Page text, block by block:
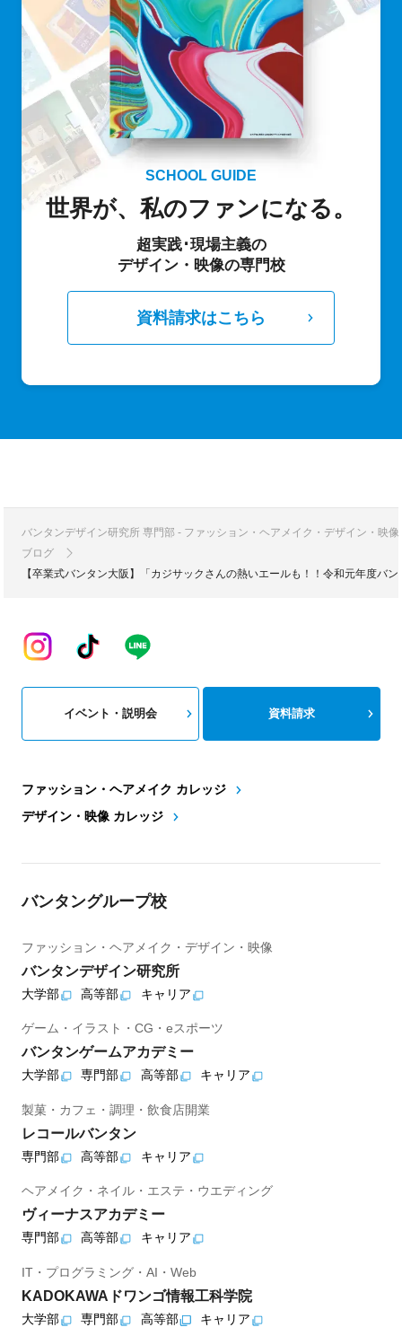
SCHOOL GUIDE
世界が、私のファンになる。
超実践･現場主義の
デザイン・映像の専門校
資料請求はこちら
バンタンデザイン研究所 専門部 - ファッション・ヘアメイク・デザイン・映
ブログ
【卒業式バンタン大阪】「カジサックさんの熱いエールも！！令和元年度バ
ファッション・ヘアメイク カレッジ
デザイン・映像 カレッジ
イベント・説明会 資料請求
バンタングループ校
ファッション・ヘアメイク・デザイン・映像
バンタンデザイン研究所
大学部 高等部 キャリア
ゲーム・イラスト・CG・eスポーツ
バンタンゲームアカデミー
大学部 専門部 高等部 キャリア
製菓・カフェ・調理・飲食店開業
レコールバンタン
専門部 高等部 キャリア
ヘアメイク・ネイル・エステ・ウエディング
ヴィーナスアカデミー
専門部 高等部 キャリア
IT・プログラミング・AI・Web
KADOKAWAドワンゴ情報工科学院
大学部 専門部 高等部 キャリア